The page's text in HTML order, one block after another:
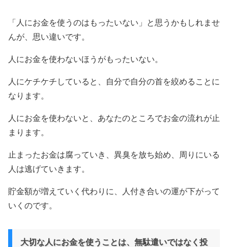
「人にお金を使うのはもったいない」と思うかもしれませ
んが、思い違いです。
人にお金を使わないほうがもったいない。
人にケチケチしていると、自分で自分の首を絞めることに
なります。
人にお金を使わないと、あなたのところでお金の流れが止
まります。
止まったお金は腐っていき、異臭を放ち始め、周りにいる
人は逃げていきます。
貯金額が増えていく代わりに、人付き合いの運が下がって
いくのです。
大切な人にお金を使うことは、無駄遣いではなく投